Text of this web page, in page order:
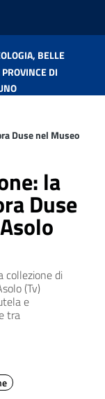
BELLE
DI
Duse nel Museo
la
Duse
collezione di
(Tv)
e
tra